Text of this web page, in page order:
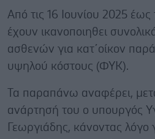
Από τις 16 Ιουνίου 2025
έχουν ικανοποιηθει
ασθενών για κατ΄οίκον
υψηλού κόστους (ΦΥΚ).
Τα παραπάνω αναφέρει,
ανάρτησή του ο υπουργός
Γεωργιάδης, κάνοντας λόγο